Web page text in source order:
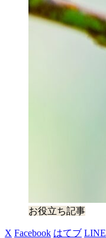
お役立ち記事
X Facebook はてブ LINE